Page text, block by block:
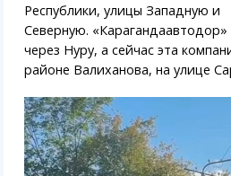
Республики, улицы Западную и
Северную.
через Нуру, а сейчас эта
районе Валиханова, на улице